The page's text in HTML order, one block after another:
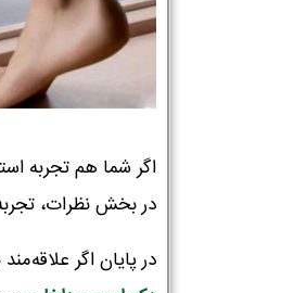
اگر شما هم تجربه
در بخش نظرات،
در پایان اگر